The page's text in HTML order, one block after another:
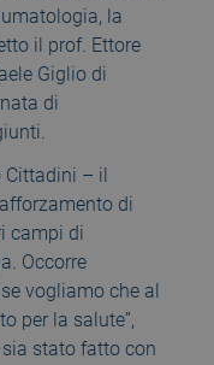
la
il prof. Ettore
Giglio di
di
Cittadini – il
di
campi di
Occorre
vogliamo che al
per la salute”,
stato fatto con